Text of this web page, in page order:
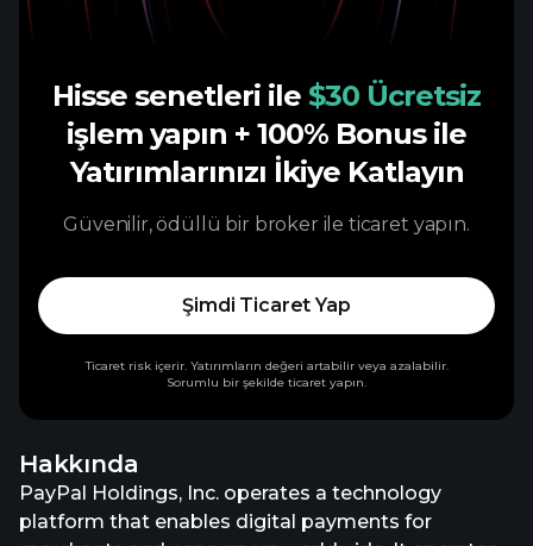
Hakkında
PayPal Holdings, Inc. operates a technology
platform that enables digital payments for
Hisse senetleri ile $30 Ücretsiz
işlem yapın + 100% Bonus ile
Yatırımlarınızı İkiye Katlayın
Güvenilir, ödüllü bir broker ile ticaret yapın.
Şimdi Ticaret Yap
Ticaret risk içerir. Yatırımların değeri artabilir veya azalabilir.
Sorumlu bir şekilde ticaret yapın.